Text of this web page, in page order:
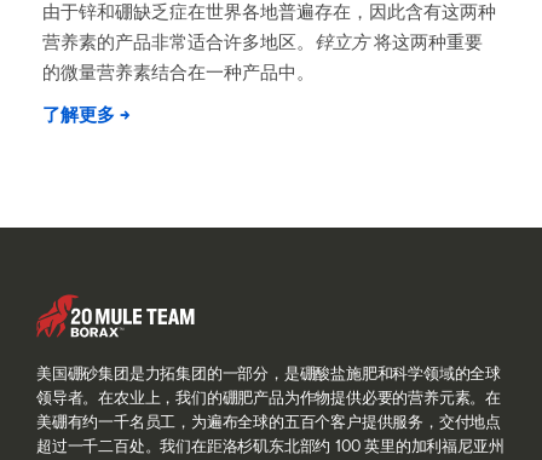
由于锌和硼缺乏症在世界各地普遍存在，因此含有这两种
营养素的产品非常适合许多地区。 锌立方将这两种重要
的微量营养素结合在一种产品中。
了解更多 →
美国硼砂集团是力拓集团的一部分，是硼酸盐施肥和科学领域的全球
领导者。在农业上，我们的硼肥产品为作物提供必要的营养元素。在
美硼有约一千名员工，为遍布全球的五百个客户提供服务，交付地点
超过一千二百处。我们在距洛杉矶东北部约 100 英里的加利福尼亚州